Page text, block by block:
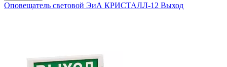
Оповещатель световой ЭиА КРИСТАЛЛ-12 Выход